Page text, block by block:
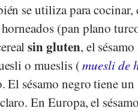
se utiliza para cocinar,
(pan plano
sin gluten, el
o mueslis (muesli de
El sésamo negro tiene
En Europa, el